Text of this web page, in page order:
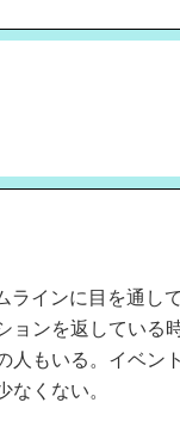
インに目を通し
ョンを返している
人もいる。イベン
くない。